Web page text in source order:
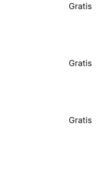
Gratis
Gratis
Gratis